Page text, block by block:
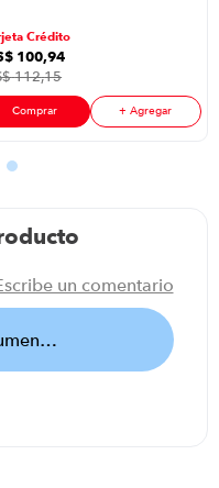
Color
Crédito
100,94
112,15
Comprar + Agregar
un comentario